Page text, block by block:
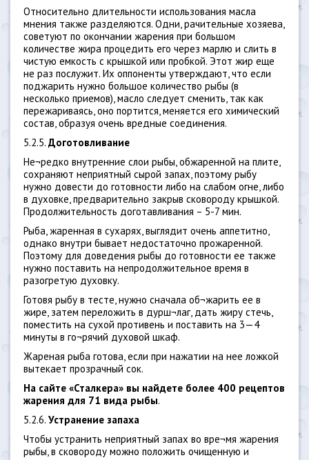
Относительно длительности использования масла
мнения также разделяются. Одни, рачительные хозяева,
советуют по окончании жарения при большом
количестве жира процедить его через марлю и слить в
чистую емкость с крышкой или пробкой. Этот жир еще
не раз послужит. Их оппоненты утверждают, что если
поджарить нужно большое количество рыбы (в
несколько приемов), масло следует сменить, так как
пережариваясь, оно портится, меняется его химический
состав, образуя очень вредные соединения.
5.2.5. Доготовливание
Не¬редко внутренние слои рыбы, обжаренной на плите,
сохраняют неприятный сырой запах, поэтому рыбу
нужно довести до готовности либо на слабом огне, либо
в духовке, предварительно закрыв сковороду крышкой.
Продолжительность доготавливания – 5-7 мин.
Рыба, жаренная в сухарях, выглядит очень аппетитно,
однако внутри бывает недостаточно прожаренной.
Поэтому для доведения рыбы до готовности ее также
нужно поставить на непродолжительное время в
разогретую духовку.
Готовя рыбу в тесте, нужно сначала об¬жарить ее в
жире, затем переложить в дурш¬лаг, дать жиру стечь,
поместить на сухой противень и поставить на 3—4
минуты в го¬рячий духовой шкаф.
Жареная рыба готова, если при нажатии на нее ложкой
вытекает прозрачный сок.
На сайте «Сталкера» вы найдете более 400 рецептов
жарения для 71 вида рыбы.
5.2.6. Устранение запаха
Чтобы устранить неприятный запах во вре¬мя жарения
рыбы, в сковороду можно положить очищенную и